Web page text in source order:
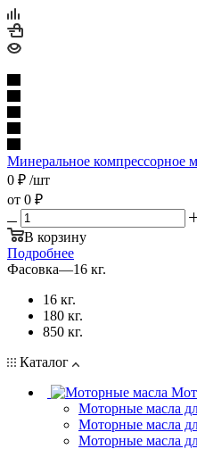
Минеральное компрессорное
0 ₽ /шт
от 0 ₽
В корзину
Подробнее
Фасовка—16 кг.
16 кг.
180 кг.
850 кг.
Каталог
Моторные масла
Моторные масла
Моторные масла